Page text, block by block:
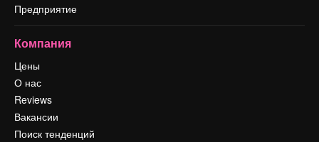
Предприятие
Компания
Цены
О нас
Reviews
Вакансии
Поиск тенденций